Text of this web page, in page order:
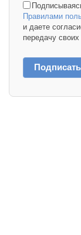
Правилами
и даете
передачу